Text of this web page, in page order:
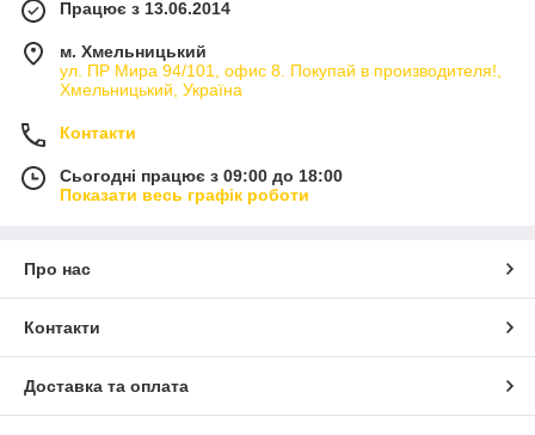
Працює з 13.06.2014
м. Хмельницький
ул. ПР Мира 94/101, офис 8. Покупай в производителя!,
Хмельницький, Україна
Контакти
Сьогодні працює з 09:00 до 18:00
Показати весь графік роботи
Про нас
Контакти
Доставка та оплата